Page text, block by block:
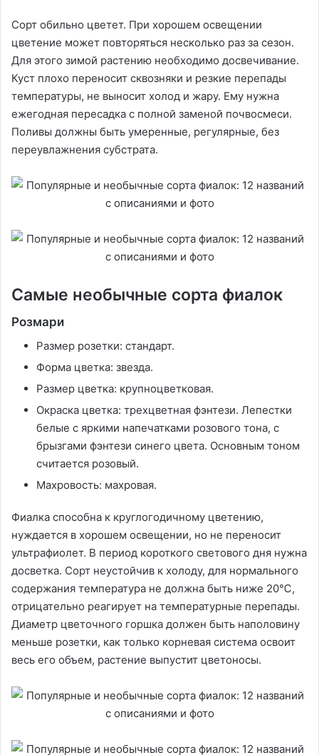
Сорт обильно цветет. При хорошем освещении
цветение может повторяться несколько раз за сезон.
Для этого зимой растению необходимо досвечивание.
Куст плохо переносит сквозняки и резкие перепады
температуры, не выносит холод и жару. Ему нужна
ежегодная пересадка с полной заменой почвосмеси.
Поливы должны быть умеренные, регулярные, без
переувлажнения субстрата.
Самые необычные сорта фиалок
Розмари
Размер розетки: стандарт.
Форма цветка: звезда.
Размер цветка: крупноцветковая.
Окраска цветка: трехцветная фэнтези. Лепестки
белые с яркими напечатками розового тона, с
брызгами фэнтези синего цвета. Основным тоном
считается розовый.
Махровость: махровая.
Фиалка способна к круглогодичному цветению,
нуждается в хорошем освещении, но не переносит
ультрафиолет. В период короткого светового дня нужна
досветка. Сорт неустойчив к холоду, для нормального
содержания температура не должна быть ниже 20℃,
отрицательно реагирует на температурные перепады.
Диаметр цветочного горшка должен быть наполовину
меньше розетки, как только корневая система освоит
весь его объем, растение выпустит цветоносы.